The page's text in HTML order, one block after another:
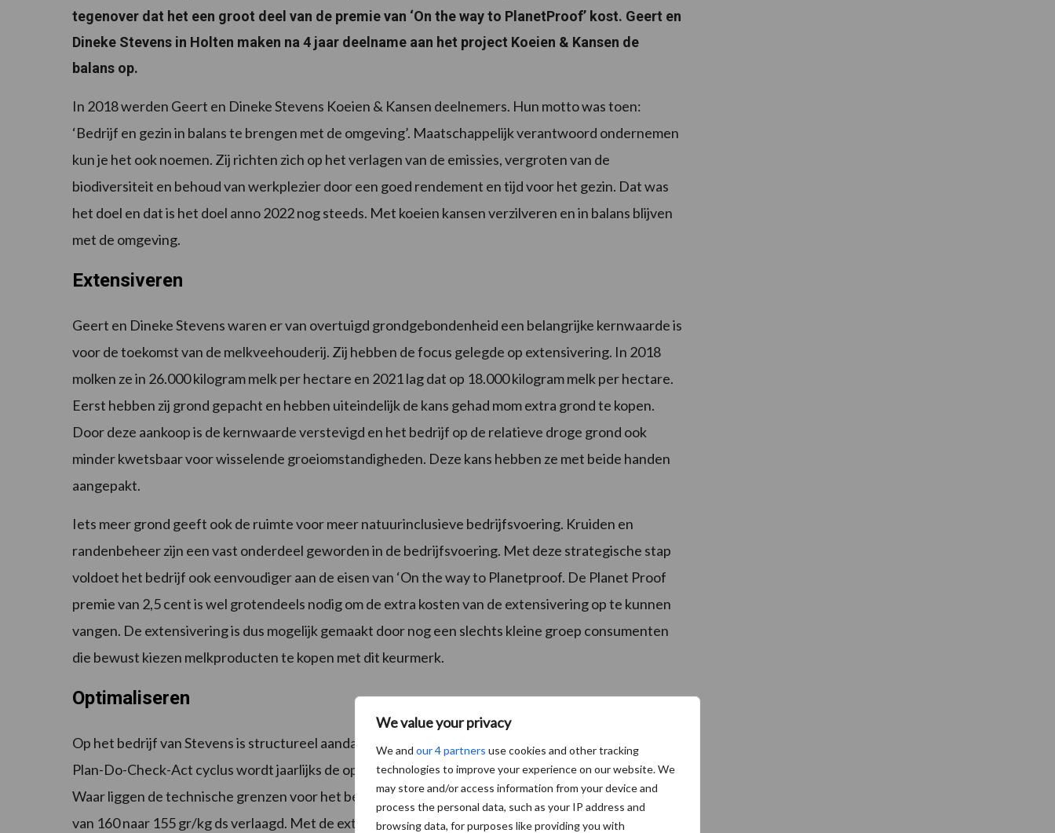
We value your privacy
We and our 4 partners use cookies and other tracking
technologies to improve your experience on our website. We
may store and/or access information from your device and
process the personal data, such as your IP address and
browsing data, for purposes like providing you with
tegenover dat het een groot deel van de premie van ‘On the way to PlanetProof’ kost. Geert en
Dineke Stevens in Holten maken na 4 jaar deelname aan het project Koeien & Kansen de
balans op.
In 2018 werden Geert en Dineke Stevens Koeien & Kansen deelnemers. Hun motto was toen:
‘Bedrijf en gezin in balans te brengen met de omgeving’. Maatschappelijk verantwoord ondernemen
kun je het ook noemen. Zij richten zich op het verlagen van de emissies, vergroten van de
biodiversiteit en behoud van werkplezier door een goed rendement en tijd voor het gezin. Dat was
het doel en dat is het doel anno 2022 nog steeds. Met koeien kansen verzilveren en in balans blijven
met de omgeving.
Extensiveren
Geert en Dineke Stevens waren er van overtuigd grondgebondenheid een belangrijke kernwaarde is
voor de toekomst van de melkveehouderij. Zij hebben de focus gelegde op extensivering. In 2018
molken ze in 26.000 kilogram melk per hectare en 2021 lag dat op 18.000 kilogram melk per hectare.
Eerst hebben zij grond gepacht en hebben uiteindelijk de kans gehad mom extra grond te kopen.
Door deze aankoop is de kernwaarde verstevigd en het bedrijf op de relatieve droge grond ook
minder kwetsbaar voor wisselende groeiomstandigheden. Deze kans hebben ze met beide handen
aangepakt.
Iets meer grond geeft ook de ruimte voor meer natuurinclusieve bedrijfsvoering. Kruiden en
randenbeheer zijn een vast onderdeel geworden in de bedrijfsvoering. Met deze strategische stap
voldoet het bedrijf ook eenvoudiger aan de eisen van ‘On the way to Planetproof. De Planet Proof
premie van 2,5 cent is wel grotendeels nodig om de extra kosten van de extensivering op te kunnen
vangen. De extensivering is dus mogelijk gemaakt door nog een slechts kleine groep consumenten
die bewust kiezen melkproducten te kopen met dit keurmerk.
Optimaliseren
Op het bedrijf van Stevens is structureel aandacht voor bedrijfsoptimalisatie. Aan de hand van de
Plan-Do-Check-Act cyclus wordt jaarlijks de optimalisatie aangepakt. Het uitgangspunt hierbij is:
Waar liggen de technische grenzen voor het bedrijfseconomisch optimum? Zo is het RE rantsoen
van 160 naar 155 gr/kg ds verlaagd. Met de extensivering is hierdoor het ammoniak per hectare van